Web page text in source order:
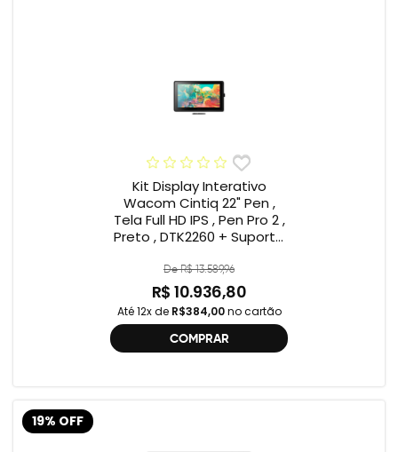
Kit Display Interativo
Wacom Cintiq 22" Pen ,
Tela Full HD IPS , Pen Pro 2 ,
Preto , DTK2260 + Suporte
Compatível Cintiq 22"
De R$ 13.589,96
R$ 10.936,80
Até 12x de R$384,00no cartão
COMPRAR
19% OFF